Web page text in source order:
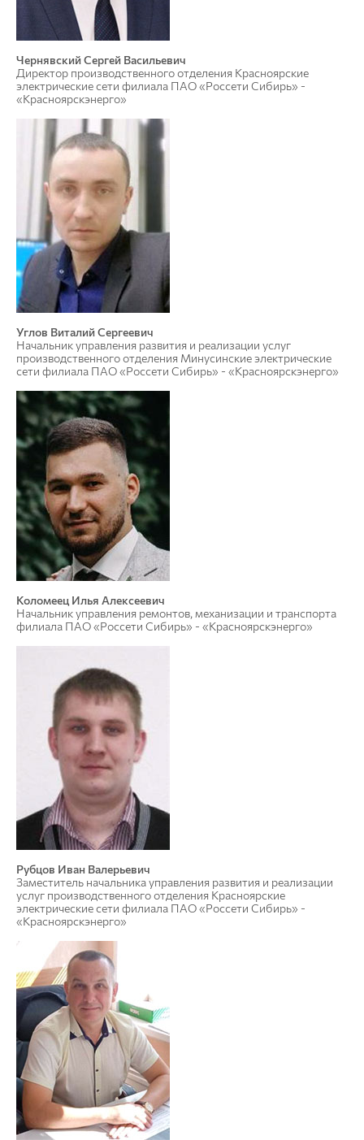
Чернявский Сергей Васильевич
Директор производственного отделения Красноярские
электрические сети филиала ПАО «Россети Сибирь» -
«Красноярскэнерго»
Углов Виталий Сергеевич
Начальник управления развития и реализации услуг
производственного отделения Минусинские электрические
сети филиала ПАО «Россети Сибирь» - «Красноярскэнерго»
Коломеец Илья Алексеевич
Начальник управления ремонтов, механизации и транспорта
филиала ПАО «Россети Сибирь» - «Красноярскэнерго»
Рубцов Иван Валерьевич
Заместитель начальника управления развития и реализации
услуг производственного отделения Красноярские
электрические сети филиала ПАО «Россети Сибирь» -
«Красноярскэнерго»